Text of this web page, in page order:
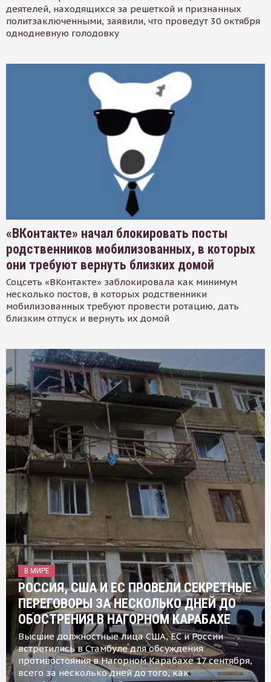
деятелей, находящихся за решеткой и признанных
политзаключенными, заявили, что проведут 30 октября
однодневную голодовку
«ВКонтакте» начал блокировать посты
родственников мобилизованных, в которых
они требуют вернуть близких домой
Соцсеть «ВКонтакте» заблокировала как минимум
несколько постов, в которых родственники
мобилизованных требуют провести ротацию, дать
близким отпуск и вернуть их домой
В МИРЕ
РОССИЯ, США И ЕС ПРОВЕЛИ СЕКРЕТНЫЕ
ПЕРЕГОВОРЫ ЗА НЕСКОЛЬКО ДНЕЙ ДО
ОБОСТРЕНИЯ В НАГОРНОМ КАРАБАХЕ
Высшие должностные лица США, ЕС и России
встретились в Стамбуле для обсуждения
противостояния в Нагорном Карабахе 17 сентября,
всего за несколько дней до того, как